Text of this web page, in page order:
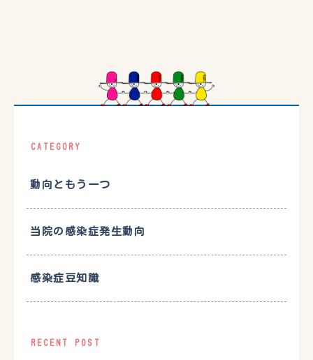
CATEGORY
動向ともう一つ
当院の感染症発生動向
感染症豆知識
RECENT POST